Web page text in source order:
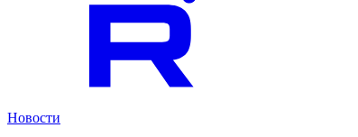
Новости